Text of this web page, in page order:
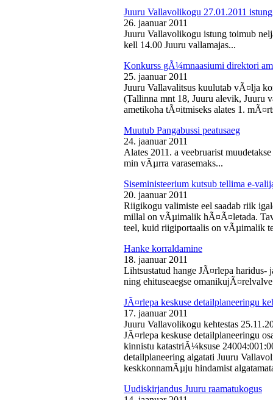
Juuru Vallavolikogu 27.01.2011 istung
26. jaanuar 2011
Juuru Vallavolikogu istung toimub
kell 14.00 Juuru vallamajas...
Konkurss gÃ¼mnaasiumi direktori
25. jaanuar 2011
Juuru Vallavalitsus kuulutab vÃ¤lja
(Tallinna mnt 18, Juuru alevik, Juuru
ametikoha tÃ¤itmiseks alates 1.
Muutub Pangabussi peatusaeg
24. jaanuar 2011
Alates 2011. a veebruarist
min vÃµrra varasemaks...
Siseministeerium kutsub tellima e-
20. jaanuar 2011
Riigikogu valimiste eel saadab riik
millal on vÃµimalik hÃ¤Ã¤letada.
teel, kuid riigiportaalis on vÃµimalik
Hanke korraldamine
18. jaanuar 2011
Lihtsustatud hange JÃ¤rlepa
ning ehituseaegse
JÃ¤rlepa keskuse detailplaneeringu
17. jaanuar 2011
Juuru Vallavolikogu kehtestas
JÃ¤rlepa keskuse detailplaneeringu
kinnistu katastriÃ¼ksuse
detailplaneering algatati Juuru
keskkonnamÃµju hindamist
Uudiskirjandus Juuru raamatukogus